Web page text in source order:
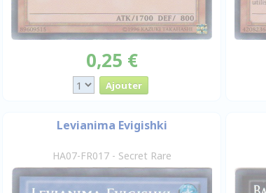
0,25 €
Levianima Evigishki
HA07-FR017 - Secret Rare